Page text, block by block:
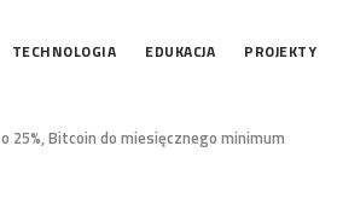
TECHNOLOGIA EDUKACJA PROJEKTY
25%, Bitcoin do miesięcznego minimum